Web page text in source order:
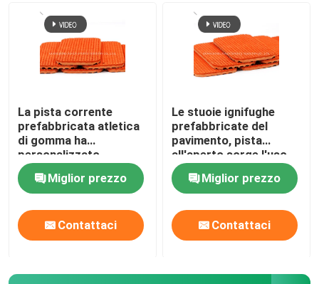
La pista corrente
prefabbricata atletica
di gomma ha
personalizzato
ignifugo
Miglior prezzo
Contattaci
Le stuoie ignifughe
prefabbricate del
pavimento, pista
all'aperto sorge l'uso
della pista
Miglior prezzo
Contattaci